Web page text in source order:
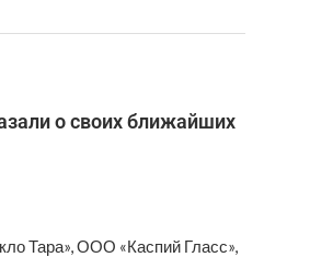
о своих ближайших
Тара», ООО «Каспий Гласс»,